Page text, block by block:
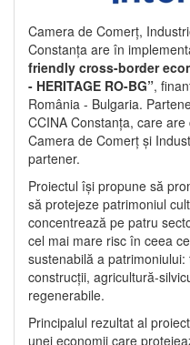
Camera de Comerț,
Constanța are în
friendly cross-border
- HERITAGE RO-BG”,
România - Bulgaria.
CCINA Constanța, care
Camera de Comerț și
partener.
Proiectul își propune să
să protejeze patrimoniul
concentrează pe patru
cel mai mare risc în ceea
sustenabilă a
construcții, agricultură-
regenerabile.
Principalul rezultat al
unei economii care